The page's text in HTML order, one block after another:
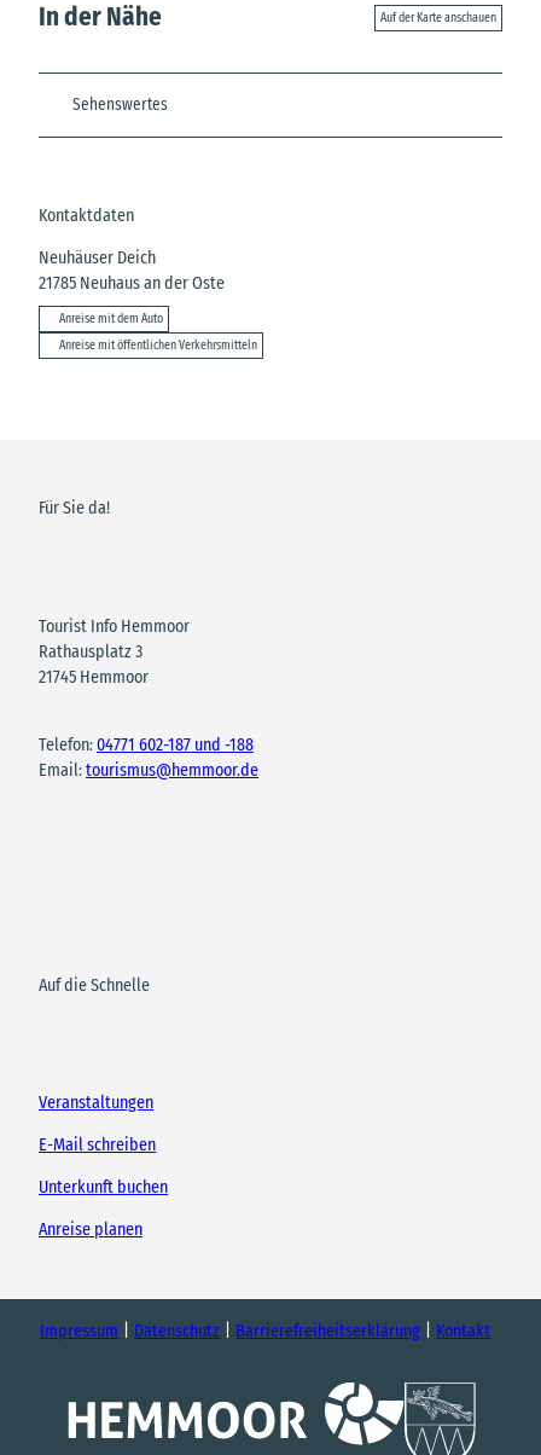
In der Nähe Auf der Karte anschauen
Sehenswertes
Kontaktdaten
Neuhäuser Deich
21785 Neuhaus an der Oste
Anreise mit dem Auto
Anreise mit öffentlichen Verkehrsmitteln
Für Sie da!
Tourist Info Hemmoor
Rathausplatz 3
21745 Hemmoor
Telefon:04771 602-187 und -188
Email:tourismus@hemmoor.de
Auf die Schnelle
Veranstaltungen
E-Mail schreiben
Unterkunft buchen
Anreise planen
Impressum Datenschutz Barrierefreiheitserklärung Kontakt